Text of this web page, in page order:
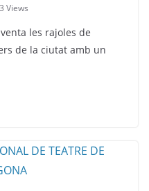
Views
les rajoles de
de la ciutat amb un